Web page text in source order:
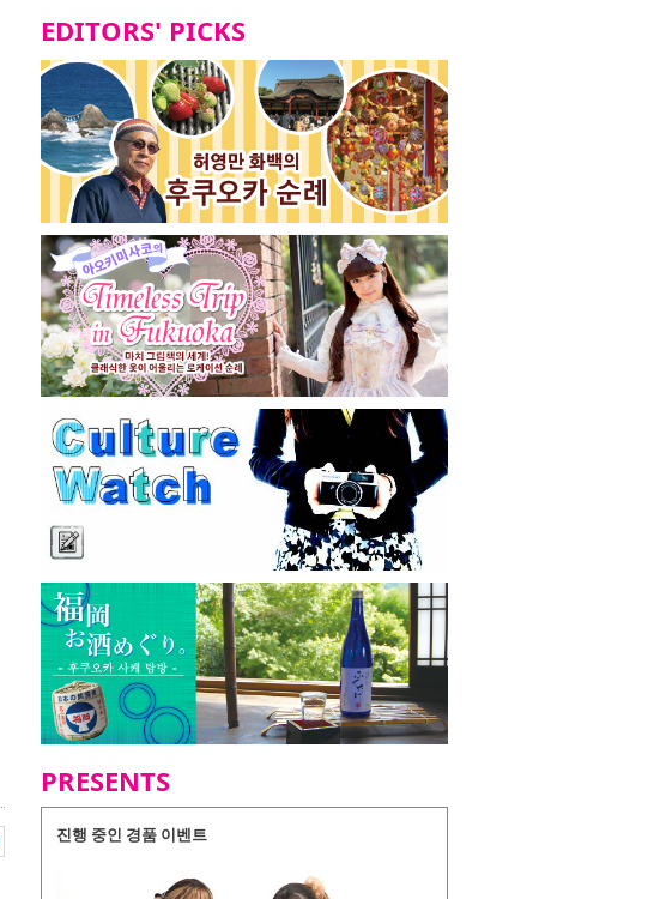
2023.03.07
비건・베지테리언 메뉴 시식 투어 in 후쿠오카시
2023.03.07
이소기요카라즈 하카타 본점 / 磯ぎよからず 博多本店 - 비건・베
지테리언 메뉴 시식투어 in 후쿠오카시 -
2023.03.02
little stand 다이묘점 -비건・베지테리언 메뉴 시식투어 in 후쿠오
카시
2023.02.28
토치쿠켄 오리오본사 우동점 / 東筑軒 折尾本社うどん店
EDITORS' PICKS
PRESENTS
진행 중인 경품 이벤트